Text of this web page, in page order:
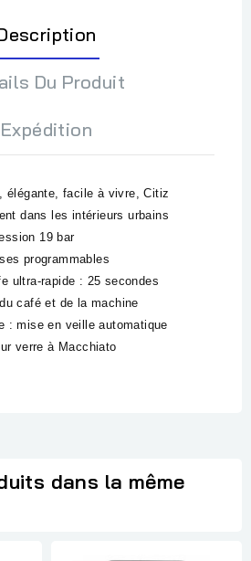
Du Produit
Expédition
élégante, facile à vivre, Citiz
dans les intérieurs urbains
19 bar
programmables
ultra-rapide : 25 secondes
café et de la machine
: mise en veille automatique
verre à Macchiato
dans la même